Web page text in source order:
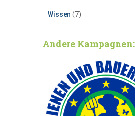
Wissen (7)
Andere Kampagnen: